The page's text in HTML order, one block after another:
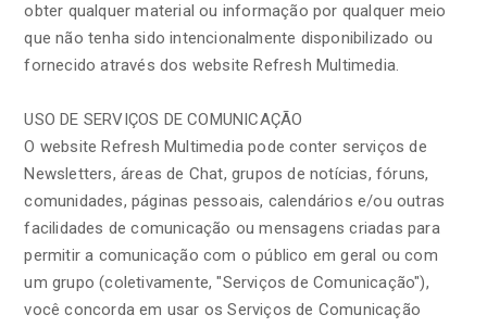
obter qualquer material ou informação por qualquer meio
que não tenha sido intencionalmente disponibilizado ou
fornecido através dos website Refresh Multimedia.
USO DE SERVIÇOS DE COMUNICAÇÃO
O website Refresh Multimedia pode conter serviços de
Newsletters, áreas de Chat, grupos de notícias, fóruns,
comunidades, páginas pessoais, calendários e/ou outras
facilidades de comunicação ou mensagens criadas para
permitir a comunicação com o público em geral ou com
um grupo (coletivamente, "Serviços de Comunicação"),
você concorda em usar os Serviços de Comunicação